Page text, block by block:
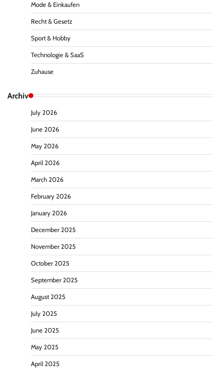
Mode & Einkaufen
Recht & Gesetz
Sport & Hobby
Technologie & SaaS
Zuhause
Archiv
July 2026
June 2026
May 2026
April 2026
March 2026
February 2026
January 2026
December 2025
November 2025
October 2025
September 2025
August 2025
July 2025
June 2025
May 2025
April 2025